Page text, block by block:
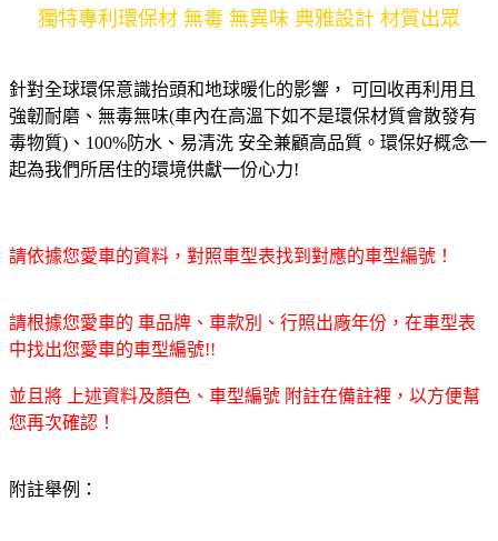
獨特專利環保材 無毒 無異味 典雅設計 材質出眾
針對全球環保意識抬頭和地球暖化的影響， 可回收再利用且
強韌耐磨、無毒無味(車內在高溫下如不是環保材質會散發有
毒物質)、100%防水、易清洗 安全兼顧高品質。環保好概念一
起為我們所居住的環境供獻一份心力!
請依據您愛車的資料，對照車型表找到對應的車型編號！
請根據您愛車的 車品牌、車款別、行照出廠年份，在車型表
中找出您愛車的車型編號!!
並且將 上述資料及顏色、車型編號 附註在備註裡，以方便幫
您再次確認！
附註舉例：